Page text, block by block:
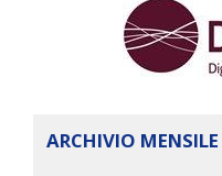
ARCHIVIO MENSILE